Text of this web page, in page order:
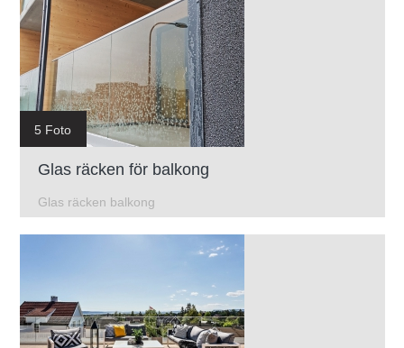
5 Foto
Glas räcken för balkong
Glas räcken balkong